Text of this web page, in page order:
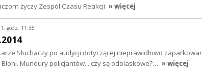
życzy Zespół Czasu Reakcji » więcej
godz. 11:35
Słuchaczy po audycji dotyczącej nieprawidłowo
Błoni. Mundury policjantów... czy są odblaskowe?… » więcej